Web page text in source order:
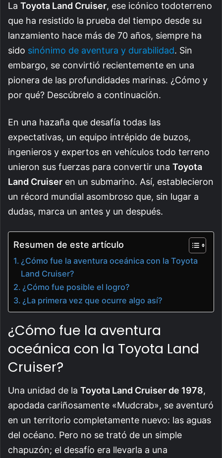
La Toyota Land Cruiser, ese icónico todoterreno
que ha resistido la prueba del tiempo desde su
lanzamiento hace más de 70 años, siempre ha
sido sinónimo de aventura y durabilidad. Sin
embargo, se convirtió recientemente en una
pionera de las profundidades marinas. ¿Cómo y
por qué? Descúbrelo a continuación.
En una hazaña que desafía todas las
expectativas, un equipo intrépido de buzos,
ingenieros y expertos en vehículos todo terreno
unieron sus fuerzas para convertir una Toyota
Land Cruiser en un submarino. Así, establecieron
un récord mundial asombroso que, sin lugar a
dudas, marca un antes y un después.
Resumen de este artículo
¿Cómo fue la aventura oceánica con la Toyota
Land Cruiser?
¿Cómo fue posible el logro?
¿La primera vez que ocurre algo así?
¿Cómo fue la aventura
oceánica con la Toyota Land
Cruiser?
Una unidad de la Toyota Land Cruiser de 1978,
apodada cariñosamente «Mudcrab», se aventuró
en un territorio completamente nuevo: las aguas
del océano. Pero no se trató de un simple
chapuzón; el desafío era llevarla a una